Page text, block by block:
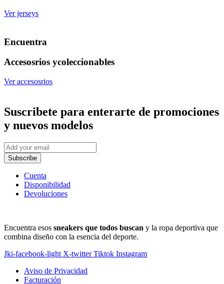
Ver jerseys
Encuentra
Accesosrios ycoleccionables
Ver accesosrios
Suscribete para enterarte de promociones
y nuevos modelos
Subscribe
Cuenta
Disponibilidad
Devoluciones
Encuentra esos sneakers que todos buscan y la ropa deportiva que
combina diseño con la esencia del deporte.
Jki-facebook-light X-twitter Tiktok Instagram
Aviso de Privacidad
Facturación